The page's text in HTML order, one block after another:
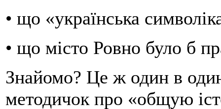
• що «українська
• що місто Ровно було б
Знайомо? Це ж один в
методичок про «общую